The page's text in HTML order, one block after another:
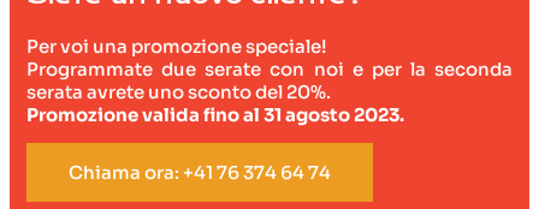
Per voi una promozione speciale!
Programmate due serate con noi e per la seconda
serata avrete uno sconto del 20%.
Promozione valida fino al 31 agosto 2023.
Chiama ora: +41 76 374 64 74